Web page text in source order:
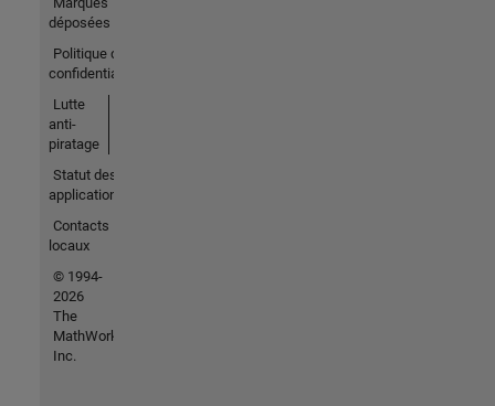
déposées
Politique de
confidentialité
Lutte
anti-
piratage
Statut des
applications
Contacts
locaux
© 1994-
2026
The
MathWorks,
Inc.